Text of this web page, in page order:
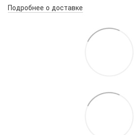
Подробнее о доставке